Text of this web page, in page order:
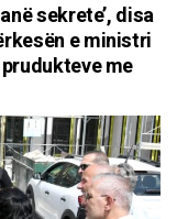
sekrete’, disa
e ministri
me